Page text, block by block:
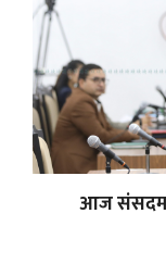
आज